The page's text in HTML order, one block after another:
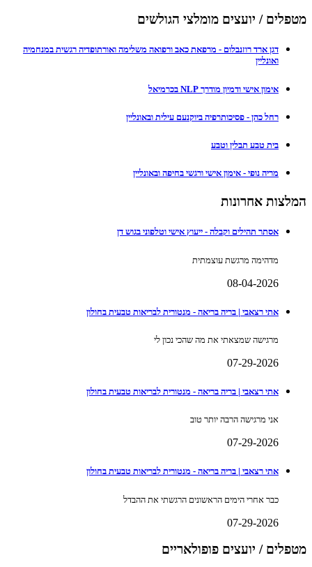
מטפלים / יועצים מומלצי הגולשים
דגן ארד רוזנבלום - מרפאת כאב ורפואה משלימה ואורתופדיה רגשית במנחמיה
ואונליין
אימון אישי ודמיון מודרך NLP בכרמיאל
רחל כהן - פסיכותרפיה ביוקנעם עילית ובאונליין
בית טבע תבלין וטבע
מריה נופי - אימון אישי ורגשי בחיפה ובאונליין
המלצות אחרונות
אסתר תהילים וקבלה - ייעוץ אישי וטלפוני בגוש דן
מדהימה מרגשת עוצמתית
08-04-2026
אתי רצאבי | בריה בריאה - מנטורית לבריאות טבעית בחולון
מרגישה שמצאתי את מה שהכי נכון לי
07-29-2026
אתי רצאבי | בריה בריאה - מנטורית לבריאות טבעית בחולון
אני מרגישה הרבה יותר טוב
07-29-2026
אתי רצאבי | בריה בריאה - מנטורית לבריאות טבעית בחולון
כבר אחרי הימים הראשונים הרגשתי את ההבדל
07-29-2026
מטפלים / יועצים פופולאריים